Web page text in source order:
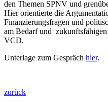
den Themen SPNV und
Hier orientierte die
Finanzierungsfragen und
am Bedarf und
VCD.
Unterlage zum Gespräch hier.
zurück